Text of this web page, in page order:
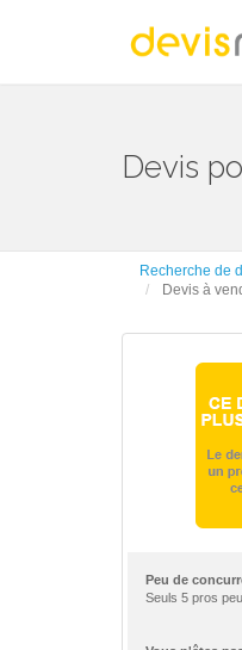
Devis
Recherche de
Devis à
Peu de
Seuls 5 pros